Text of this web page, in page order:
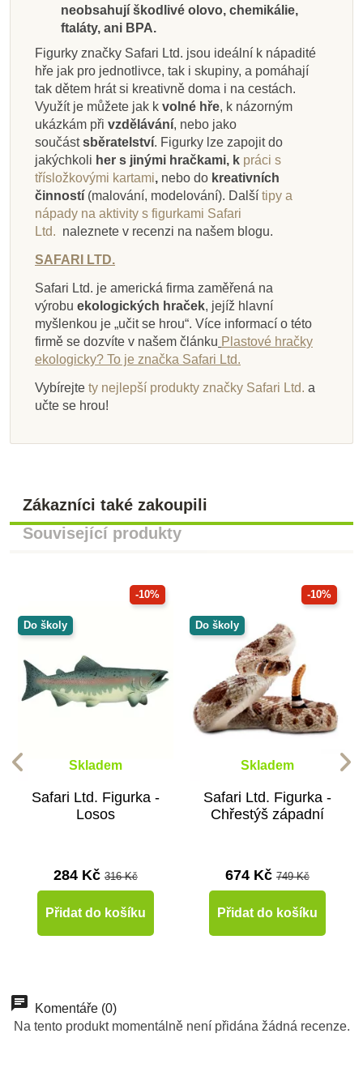
neobsahují škodlivé olovo, chemikálie,
ftaláty, ani BPA.
Figurky značky Safari Ltd. jsou ideální k nápadité
hře jak pro jednotlivce, tak i skupiny, a pomáhají
tak dětem hrát si kreativně doma i na cestách.
Využít je můžete jak k volné hře, k názorným
ukázkám při vzdělávání, nebo jako
součástsběratelství. Figurky lze zapojit do
jakýchkoli her s jinými hračkami, k práci s
třísložkovými kartami, nebo do kreativních
činností (malování, modelování). Další tipy a
nápady na aktivity s figurkami Safari
Ltd. naleznete v recenzi na našem blogu.
SAFARI LTD.
Safari Ltd. je americká firma zaměřená na
výrobu ekologických hraček, jejíž hlavní
myšlenkou je „učit se hrou“. Více informací o této
firmě se dozvíte v našem článku Plastové hračky
ekologicky? To je značka Safari Ltd.
Vybírejte ty nejlepší produkty značky Safari Ltd. a
učte se hrou!
Zákazníci také zakoupili
Související produkty
-10%
Do školy
Skladem
Safari Ltd. Figurka -
Losos
284 Kč 316 Kč
Přidat do košíku
-10%
Do školy
Skladem
Safari Ltd. Figurka -
Chřestýš západní
674 Kč 749 Kč
Přidat do košíku
Do školy
Do školy
Do školy
Do školy
Komentáře (0)
Na tento produkt momentálně není přidána žádná recenze.